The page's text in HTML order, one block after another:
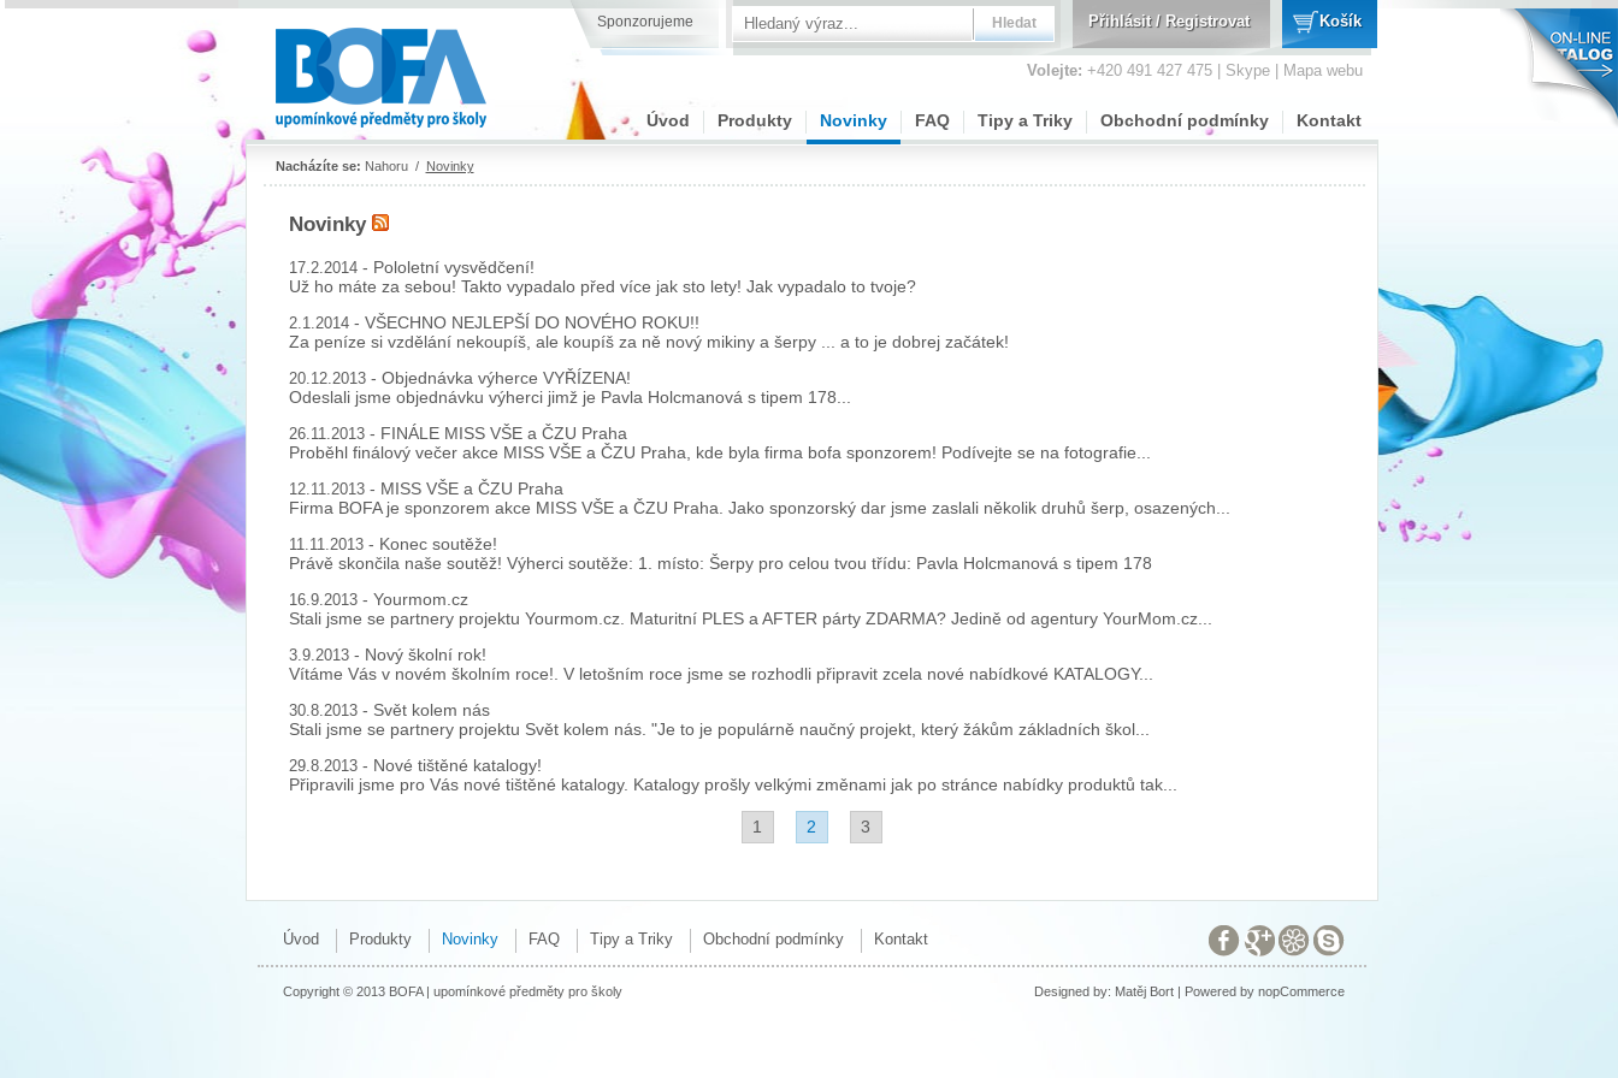
Sponzorujeme Přihlásit/ Registrovat Košík
Volejte: +420 491 427 475 | Skype| Mapa webu
Úvod Produkty Novinky FAQ Tipy a Triky Obchodní podmínky Kontakt
Nacházíte se: Nahoru/ Novinky
Novinky
17.2.2014- Pololetní vysvědčení!
Už ho máte za sebou! Takto vypadalo před více jak sto lety! Jak vypadalo to tvoje?
2.1.2014- VŠECHNO NEJLEPŠÍ DO NOVÉHO ROKU!!
Za peníze si vzdělání nekoupíš, ale koupíš za ně nový mikiny a šerpy ... a to je dobrej začátek!
20.12.2013- Objednávka výherce VYŘÍZENA!
Odeslali jsme objednávku výherci jimž je Pavla Holcmanová s tipem 178...
26.11.2013- FINÁLE MISS VŠE a ČZU Praha
Proběhl finálový večer akce MISS VŠE a ČZU Praha, kde byla firma bofa sponzorem! Podívejte se na fotografie...
12.11.2013- MISS VŠE a ČZU Praha
Firma BOFA je sponzorem akce MISS VŠE a ČZU Praha. Jako sponzorský dar jsme zaslali několik druhů šerp, osazených...
11.11.2013- Konec soutěže!
Právě skončila naše soutěž! Výherci soutěže: 1. místo: Šerpy pro celou tvou třídu: Pavla Holcmanová s tipem 178
16.9.2013- Yourmom.cz
Stali jsme se partnery projektu Yourmom.cz. Maturitní PLES a AFTER párty ZDARMA? Jedině od agentury YourMom.cz...
3.9.2013- Nový školní rok!
Vítáme Vás v novém školním roce!. V letošním roce jsme se rozhodli připravit zcela nové nabídkové KATALOGY...
30.8.2013- Svět kolem nás
Stali jsme se partnery projektu Svět kolem nás. "Je to je populárně naučný projekt, který žákům základních škol...
29.8.2013- Nové tištěné katalogy!
Připravili jsme pro Vás nové tištěné katalogy. Katalogy prošly velkými změnami jak po stránce nabídky produktů tak...
1 2 3
Úvod Produkty Novinky FAQ Tipy a Triky Obchodní podmínky Kontakt
Copyright © 2013 BOFA | upomínkové předměty pro školy Designed by: Matěj Bort| Powered by nopCommerce